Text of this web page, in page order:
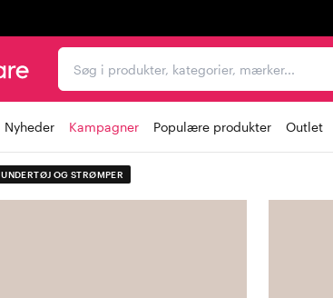
Søg i produkter, kategorier, mærker...
Nyheder Kampagner Populære produkter Outlet
UNDERTØJ OG STRØMPER